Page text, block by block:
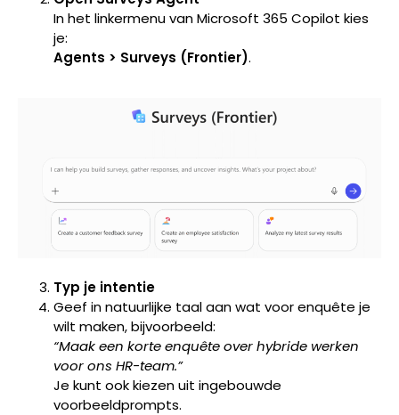
In het linkermenu van Microsoft 365 Copilot kies
je:
Agents > Surveys (Frontier).
Typ je intentie
Geef in natuurlijke taal aan wat voor enquête je
wilt maken, bijvoorbeeld:
“Maak een korte enquête over hybride werken
voor ons HR-team.”
Je kunt ook kiezen uit ingebouwde
voorbeeldprompts.